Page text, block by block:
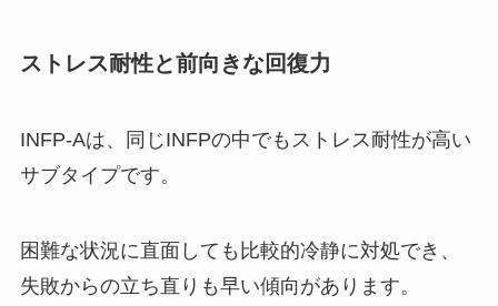
ストレス耐性と前向きな回復力
INFP-Aは、同じINFPの中でもストレス耐性が高い
サブタイプです。
困難な状況に直面しても比較的冷静に対処でき、
失敗からの立ち直りも早い傾向があります。